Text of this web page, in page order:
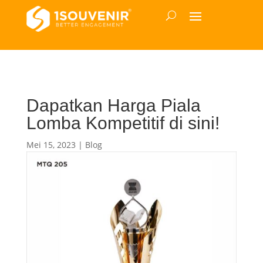
Dapatkan Harga Piala
Lomba Kompetitif di sini!
Mei 15, 2023 | Blog